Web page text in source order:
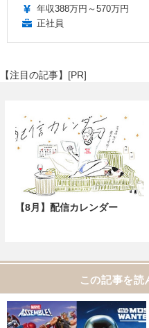
年収388万円～570万円
正社員
【注目の記事】[PR]
【8月】配信カレンダー
この記事を読